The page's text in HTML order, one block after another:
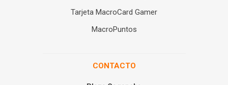
Tarjeta MacroCard Gamer
MacroPuntos
CONTACTO